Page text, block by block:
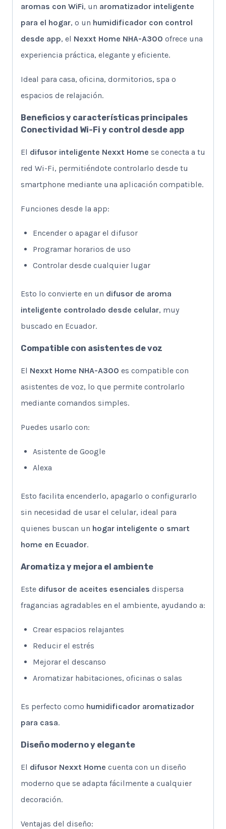
aromas con WiFi, un aromatizador inteligente
para el hogar, o un humidificador con control
desde app, el Nexxt Home NHA-A300 ofrece una
experiencia práctica, elegante y eficiente.
Ideal para casa, oficina, dormitorios, spa o
espacios de relajación.
Beneficios y características principales
Conectividad Wi-Fi y control desde app
El difusor inteligente Nexxt Home se conecta a tu
red Wi-Fi, permitiéndote controlarlo desde tu
smartphone mediante una aplicación compatible.
Funciones desde la app:
Encender o apagar el difusor
Programar horarios de uso
Controlar desde cualquier lugar
Esto lo convierte en un difusor de aroma
inteligente controlado desde celular, muy
buscado en Ecuador.
Compatible con asistentes de voz
El Nexxt Home NHA-A300 es compatible con
asistentes de voz, lo que permite controlarlo
mediante comandos simples.
Puedes usarlo con:
Asistente de Google
Alexa
Esto facilita encenderlo, apagarlo o configurarlo
sin necesidad de usar el celular, ideal para
quienes buscan un hogar inteligente o smart
home en Ecuador.
Aromatiza y mejora el ambiente
Este difusor de aceites esenciales dispersa
fragancias agradables en el ambiente, ayudando a:
Crear espacios relajantes
Reducir el estrés
Mejorar el descanso
Aromatizar habitaciones, oficinas o salas
Es perfecto como humidificador aromatizador
para casa.
Diseño moderno y elegante
El difusor Nexxt Home cuenta con un diseño
moderno que se adapta fácilmente a cualquier
decoración.
Ventajas del diseño: